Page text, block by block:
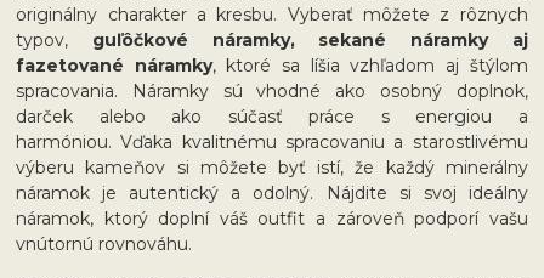
originálny charakter a kresbu. Vyberať môžete z rôznych
typov, guľôčkové náramky, sekané náramky aj
fazetované náramky, ktoré sa líšia vzhľadom aj štýlom
spracovania. Náramky sú vhodné ako osobný doplnok,
darček alebo ako súčasť práce s energiou a
harmóniou. Vďaka kvalitnému spracovaniu a starostlivému
výberu kameňov si môžete byť istí, že každý minerálny
náramok je autentický a odolný. Nájdite si svoj ideálny
náramok, ktorý doplní váš outfit a zároveň podporí vašu
vnútornú rovnováhu.